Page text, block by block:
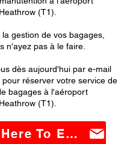
(T1).
gestion de vos bagages,
n'ayez pas à le faire.
dès aujourd'hui par e-mail
pour réserver votre service de
bagages à l'aéroport
(T1).
Click Here To Email Us